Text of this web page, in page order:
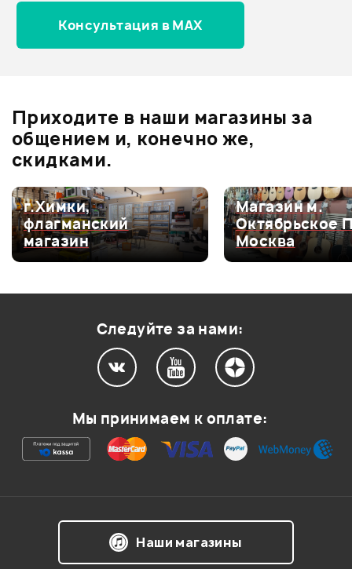
0.0
Оценка5
0
Оценка4
0
Оценка3
0
Архив товаров - новинки
Ваша оценка:
Консультация в MAX
Приходите в наши магазины за
общением и, конечно же,
скидками.
г.Химки,
флагманский
магазин
Магазин м.
Октябрьское
Москва
Следуйте за нами:
Мы принимаем к оплате:
Наши магазины